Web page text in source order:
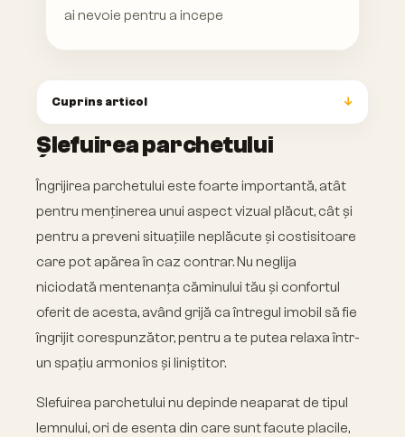
ai nevoie pentru a incepe
Cuprins articol
Șlefuirea parchetului
Îngrijirea parchetului este foarte importantă, atât
pentru menținerea unui aspect vizual plăcut, cât și
pentru a preveni situațiile neplăcute și costisitoare
care pot apărea în caz contrar. Nu neglija
niciodată mentenanța căminului tău și confortul
oferit de acesta, având grijă ca întregul imobil să fie
îngrijit corespunzător, pentru a te putea relaxa într-
un spațiu armonios și liniștitor.
Slefuirea parchetului nu depinde neaparat de tipul
lemnului, ori de esenta din care sunt facute placile,